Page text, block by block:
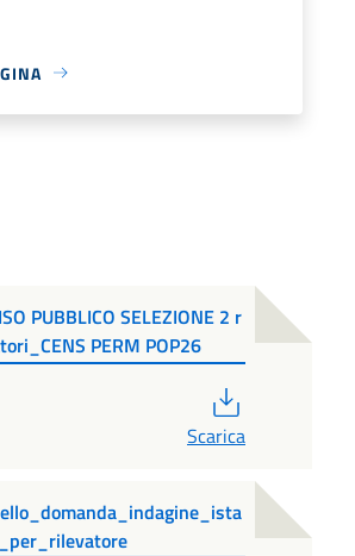
PUBBLICO SELEZIONE 2 r
PERM POP26
Scarica